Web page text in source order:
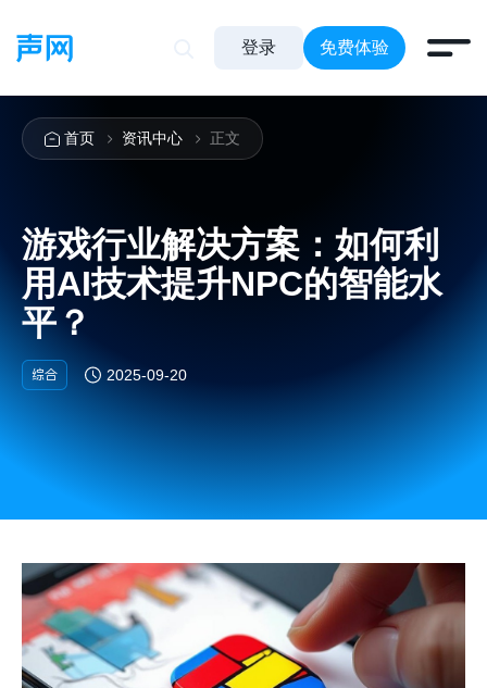
登录 免费体验
首页 资讯中心 正文
游戏行业解决方案：如何利
用AI技术提升NPC的智能水
平？
综合 2025-09-20